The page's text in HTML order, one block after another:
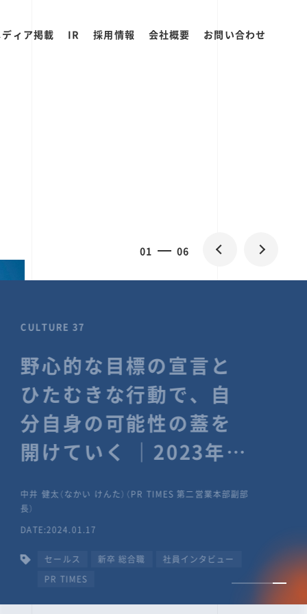
ィア掲載 IR 採用情報 会社概要 お問い合わせ
01 06
CULTURE 37
野心的な目標の宣言と
ひたむきな行動で、自
分自身の可能性の蓋を
開けていく ｜2023年度
TIMESな人たち
中井 健太（なかい けんた）（PR TIMES 第二営業本部副部
DATE:2024.01.17
セールス 新卒 総合職
社員インタビュー
PR TIMES